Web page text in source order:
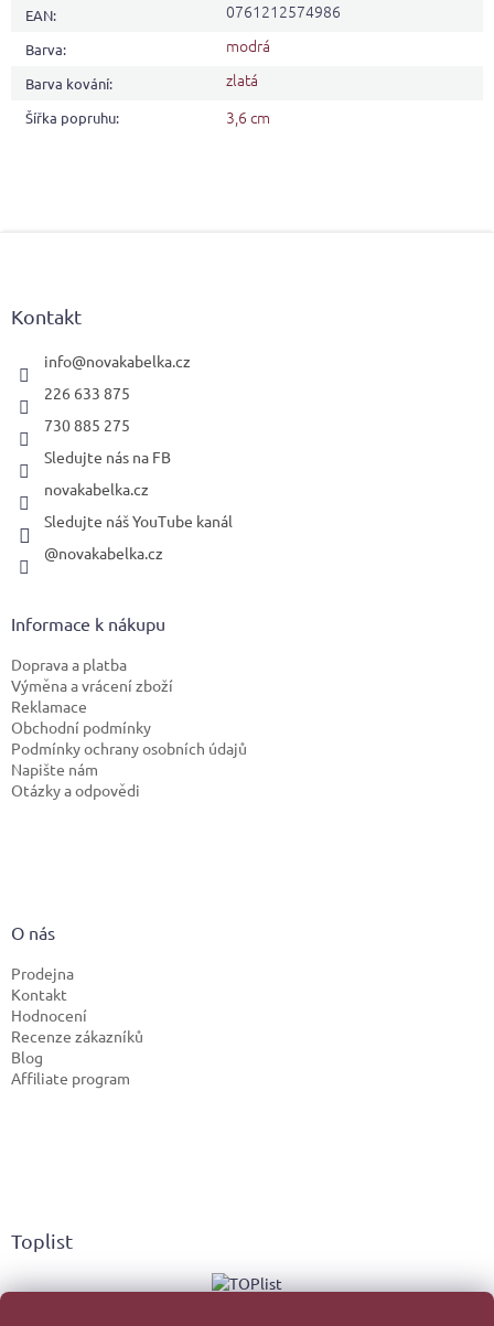
EAN: 0761212574986
Barva: modrá
Barva kování: zlatá
Šířka popruhu: 3,6 cm
Kontakt
info@novakabelka.cz
226 633 875
730 885 275
Sledujte nás na FB
novakabelka.cz
Sledujte náš YouTube kanál
@novakabelka.cz
Informace k nákupu
Doprava a platba
Výměna a vrácení zboží
Reklamace
Obchodní podmínky
Podmínky ochrany osobních údajů
Napište nám
Otázky a odpovědi
O nás
Prodejna
Kontakt
Hodnocení
Recenze zákazníků
Blog
Affiliate program
Toplist